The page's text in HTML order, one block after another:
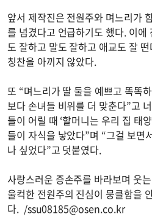
앞서 제작진은 전원주와 며느리가
를 넘겼다고 언급하기도 했다. 이에
도 잘하고 말도 잘하고 애교도 잘
칭찬을 아끼지 않았다.
또 “며느리가 딸 둘을 예쁘고 똑똑
보다 손녀들 비위를 더 맞춘다”고
들이 어릴 때 ‘할머니는 우리 집 태
들이 자식을 낳았다”며 “그걸 보면
나 싶었다”고 덧붙였다.
사랑스러운 증손주를 바라보며 웃
울컥한 전원주의 진심이 뭉클함을
다. /ssu08185@osen.co.kr